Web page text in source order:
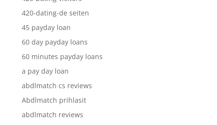
420-dating-de seiten
45 payday loan
60 day payday loans
60 minutes payday loans
a pay day loan
abdlmatch cs reviews
Abdlmatch prihlasit
abdlmatch reviews